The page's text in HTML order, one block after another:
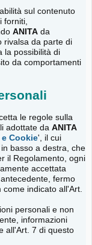
sul contenuto
forniti,
ANITA da
rivalsa da parte di
la possibilità di
da comportamenti
le regole sulla
adottate da ANITA
e Cookie', il cui
basso a destra, che
il Regolamento, ogni
accettata
fermo
come indicato all'Art.
personali e non
informazioni
all'Art. 7 di questo